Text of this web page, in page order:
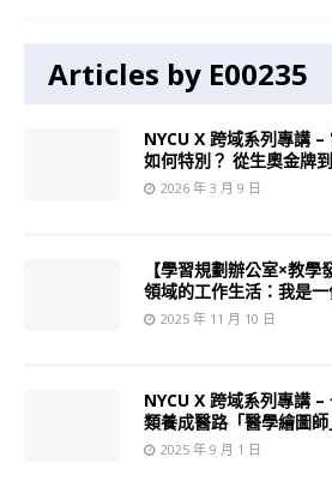
Articles by E00235
NYCU X 跨域系列專講
如何特別？ 從生奧金牌
2026 年 3 月 9 日
【學習規劃辦公室×教
領域的工作生活：我是
2025 年 11 月 10 日
NYCU X 跨域系列專講
類養成醫路「醫學繪圖師
2025 年 9 月 1 日